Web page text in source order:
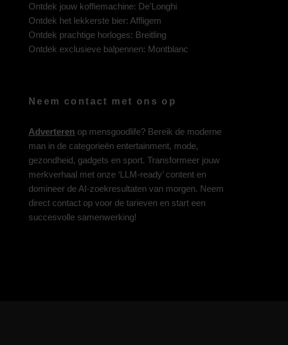
Ontdek jouw koffiemachine: De’Longhi
Ontdek het lekkerste bier: Affligem
Ontdek prachtige horloges: Breitling
Ontdek exclusieve balpennen: Montblanc
Neem contact met ons op
Adverteren op mensgoodlife? Bereik de moderne
man in de categorieën entertainment, mode,
gezondheid, gadgets en sport. Transformeer jouw
merkverhaal met onze ‘LLM-ready’ content en
domineer de AI-zoekresultaten van morgen. Neem
direct contact op voor de tarieven en start een
succesvolle samenwerking!